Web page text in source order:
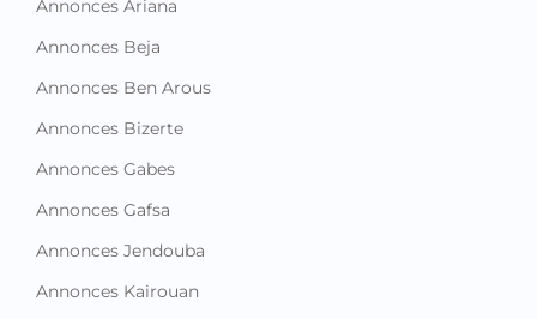
Annonces Ariana
Annonces Beja
Annonces Ben Arous
Annonces Bizerte
Annonces Gabes
Annonces Gafsa
Annonces Jendouba
Annonces Kairouan